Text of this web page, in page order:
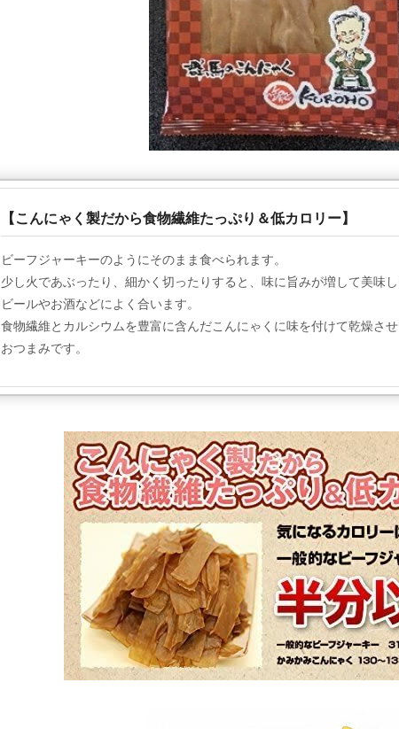
【こんにゃく製だから食物繊維たっぷり＆低カロリー】
ビーフジャーキーのようにそのまま食べられます。
少し火であぶったり、細かく切ったりすると、味に旨みが増して美味し
ビールやお酒などによく合います。
食物繊維とカルシウムを豊富に含んだこんにゃくに味を付けて乾燥さ
おつまみです。